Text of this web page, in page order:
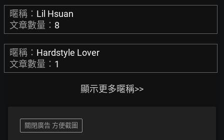
暱稱： Lil Hsuan
文章數量： 8
暱稱： Hardstyle Lover
文章數量： 1
顯示更多暱稱>>
關閉廣告 方便截圖